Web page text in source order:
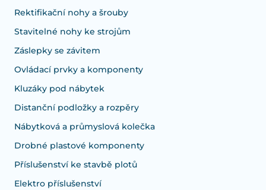
Rektifikační nohy a šrouby
Stavitelné nohy ke strojům
Záslepky se závitem
Ovládací prvky a komponenty
Kluzáky pod nábytek
Distanční podložky a rozpěry
Nábytková a průmyslová kolečka
Drobné plastové komponenty
Příslušenství ke stavbě plotů
Elektro příslušenství